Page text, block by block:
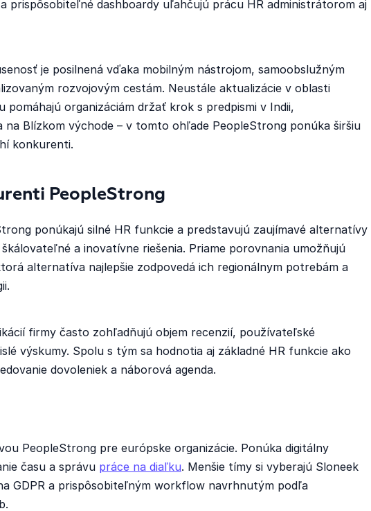
prispôsobiteľné dashboardy uľahčujú prácu HR administrátorom aj
je posilnená vďaka mobilným nástrojom, samoobslužným
rozvojovým cestám. Neustále aktualizácie v oblasti
pomáhajú organizáciám držať krok s predpismi v Indii,
na Blízkom východe – v tomto ohľade PeopleStrong ponúka širšiu
konkurenti.
PeopleStrong
ponúkajú silné HR funkcie a predstavujú zaujímavé alternatívy
a inovatívne riešenia. Priame porovnania umožňujú
alternatíva najlepšie zodpovedá ich regionálnym potrebám a
firmy často zohľadňujú objem recenzií, používateľské
výskumy. Spolu s tým sa hodnotia aj základné HR funkcie ako
dovoleniek a náborová agenda.
PeopleStrong pre európske organizácie. Ponúka digitálny
času a správu práce na diaľku. Menšie tímy si vyberajú Sloneek
GDPR a prispôsobiteľným workflow navrhnutým podľa